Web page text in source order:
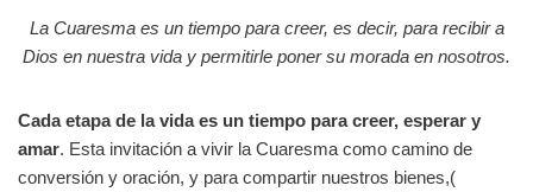
La Cuaresma es un tiempo para creer, es decir, para recibir a
Dios en nuestra vida y permitirle poner su morada en nosotros.
Cada etapa de la vida es un tiempo para creer, esperar y
amar. Esta invitación a vivir la Cuaresma como camino de
conversión y oración, y para compartir nuestros bienes,(